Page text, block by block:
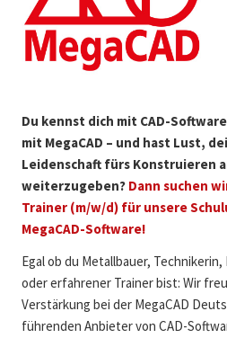
Du kennst dich mit CAD-
mit MegaCAD – und hast Lust,
Leidenschaft fürs Konstruieren
weiterzugeben? Dann suchen
Trainer (m/w/d) für unsere
MegaCAD-Software!
Egal ob du Metallbauer,
oder erfahrener Trainer bist: Wir
Verstärkung bei der MegaCAD
führenden Anbieter von CAD-